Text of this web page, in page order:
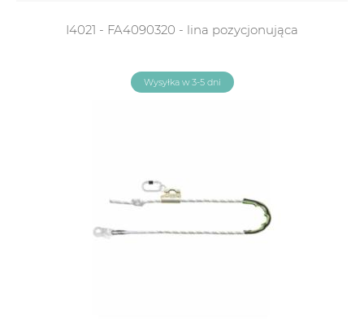
I4021 - FA4090320 - lina pozycjonująca
Wysyłka w 3-5 dni